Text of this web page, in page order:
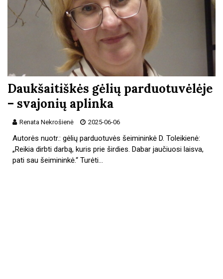
Daukšaitiškės gėlių parduotuvėlėje
– svajonių aplinka
Renata Nekrošienė 2025-06-06
Autorės nuotr.: gėlių parduotuvės šeimininkė D. Toleikienė:
„Reikia dirbti darbą, kuris prie širdies. Dabar jaučiuosi laisva,
pati sau šeimininkė.“ Turėti…